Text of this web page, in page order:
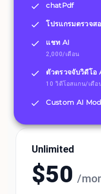
chatPdf
โปรแกรมตรวจส
แชท AI
2,000/เดือน
ตัวตรวจจับวิดีโอ
10 วิดีโอสแกน/เดือ
Custom AI
Unlimited
$50 /